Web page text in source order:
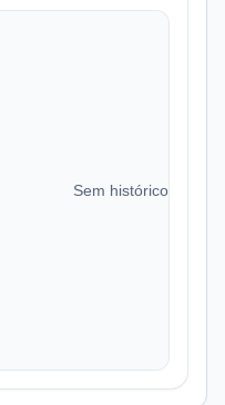
Sem histórico de